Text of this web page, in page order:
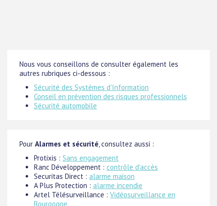
Nous vous conseillons de consulter également les
autres rubriques ci-dessous :
Sécurité des Systèmes d'Information
Conseil en prévention des risques professionnels
Sécurité automobile
Pour Alarmes et sécurité, consultez aussi :
Protixis : Sans engagement
Ranc Développement : contrôle d'accès
Securitas Direct : alarme maison
A Plus Protection : alarme incendie
Artel Télésurveillance : Vidéosurveillance en
Bourgogne